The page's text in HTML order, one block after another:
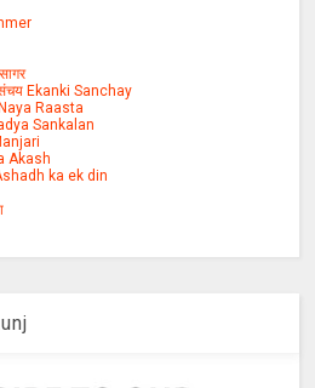
Ekanki Sanchay
Naya Raasta
Sankalan
Akash
ka ek din